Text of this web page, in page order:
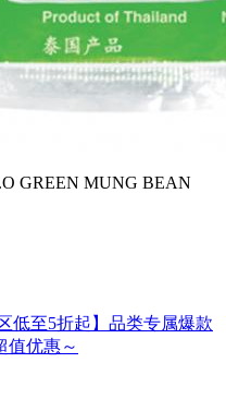
GREEN MUNG BEAN
低至5折起】品类专属爆款
值优惠～